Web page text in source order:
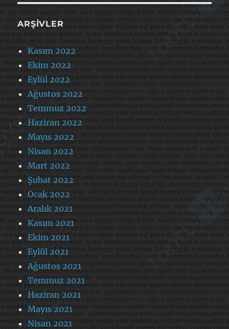
ARŞIVLER
Kasım 2022
Ekim 2022
Eylül 2022
Ağustos 2022
Temmuz 2022
Haziran 2022
Mayıs 2022
Nisan 2022
Mart 2022
Şubat 2022
Ocak 2022
Aralık 2021
Kasım 2021
Ekim 2021
Eylül 2021
Ağustos 2021
Temmuz 2021
Haziran 2021
Mayıs 2021
Nisan 2021